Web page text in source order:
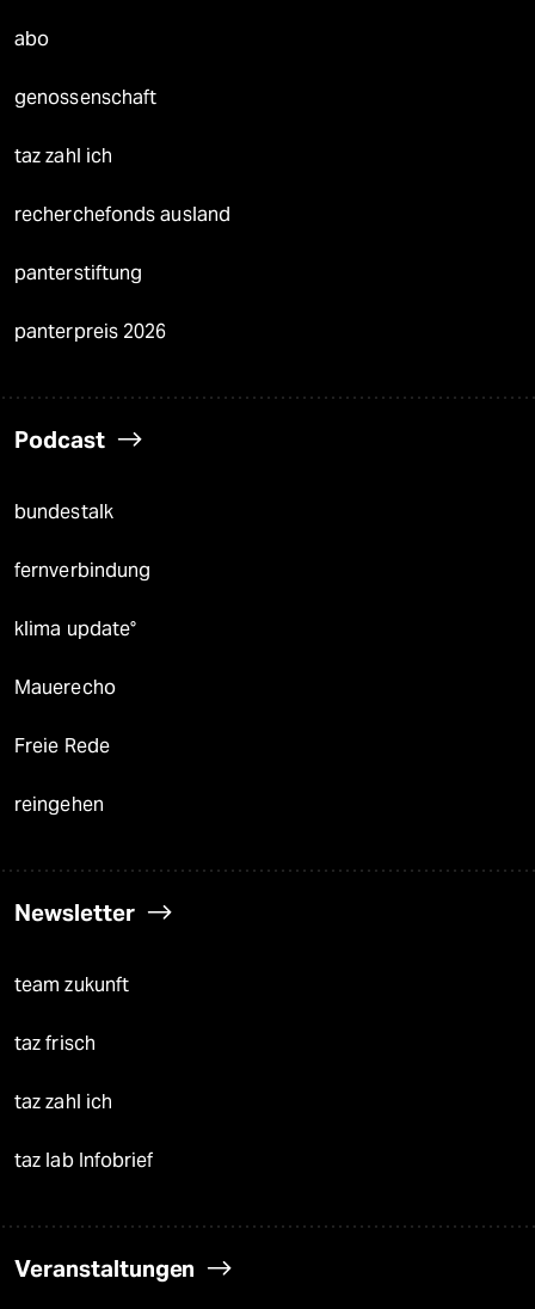
abo
genossenschaft
taz zahl ich
recherchefonds ausland
panterstiftung
panterpreis 2026
Podcast
bundestalk
fernverbindung
klima update°
Mauerecho
Freie Rede
reingehen
Newsletter
team zukunft
taz frisch
taz zahl ich
taz lab Infobrief
Veranstaltungen